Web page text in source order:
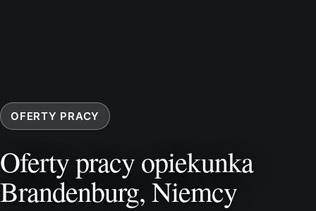
OFERTY PRACY
Oferty pracy opiekunka
Brandenburg, Niemcy